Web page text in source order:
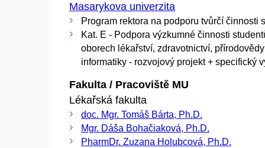
Masarykova univerzita
Program rektora na podporu tvůrčí činnosti
Kat. E - Podpora výzkumné činnosti
oborech lékařství, zdravotnictví,
informatiky - rozvojový projekt + specifický
Fakulta / Pracoviště MU
Lékařská fakulta
doc. Mgr. Tomáš Bárta, Ph.D.
Mgr. Dáša Bohačiaková, Ph.D.
PharmDr. Zuzana Holubcová, Ph.D.